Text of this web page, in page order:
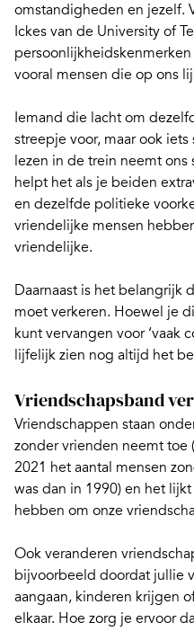
omstandigheden en jezelf.
Ickes van de University of
vooral mensen die op ons
Iemand die lacht om
streepje voor, maar ook
lezen in de trein neemt ons
helpt het als je beiden
en dezelfde politieke
vriendelijke mensen
vriendelijke.
Daarnaast is het belangrijk
moet verkeren. Hoewel je
kunt vervangen voor ‘vaak
lijfelijk zien nog altijd het
Vriendschapsband
Vriendschappen staan
zonder vrienden neemt toe
2021 het aantal mensen
was dan in 1990) en het
hebben om onze
Ook veranderen
bijvoorbeeld doordat jullie
aangaan, kinderen krijgen
elkaar. Hoe zorg je ervoor